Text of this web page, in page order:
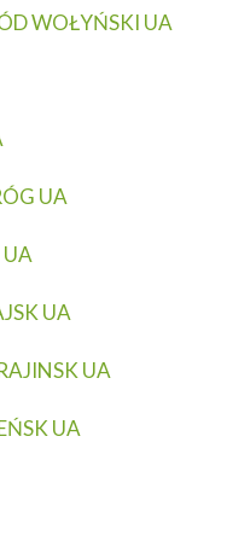
WOŁYŃSKI UA
UA
UA
UA
UA